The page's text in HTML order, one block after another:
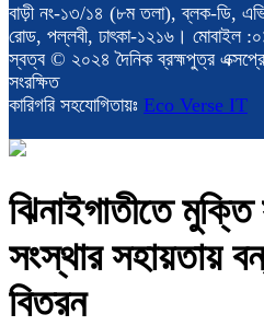
বাড়ী নং-১৩/১৪ (৮ম তলা), ব্লক-ডি,
রোড, পল্লবী, ঢাৎকা-১২১৬। মোবাইল
স্বত্ব © ২০২৪ দৈনিক ব্রহ্মপুত্র
সংরক্ষিত
কারিগরি সহযোগিতায়ঃ Eco Verse IT
ঝিনাইগাতীতে
সংস্থার সহায়তায়
বিতরন